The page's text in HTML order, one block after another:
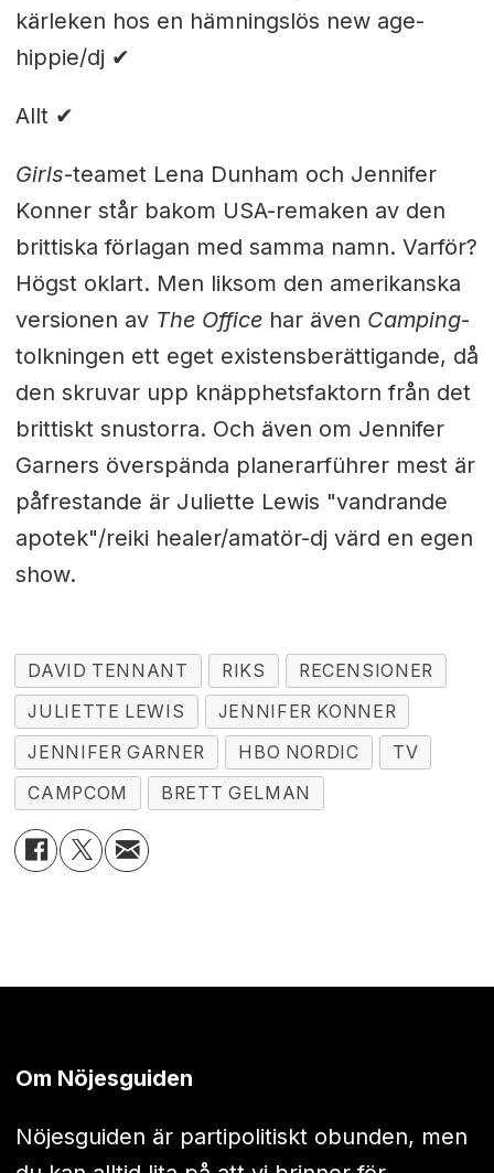
kärleken hos en hämningslös new age-
hippie/dj ✔
Allt ✔
Girls-teamet Lena Dunham och Jennifer
Konner står bakom USA-remaken av den
brittiska förlagan med samma namn. Varför?
Högst oklart. Men liksom den amerikanska
versionen av The Office har även Camping-
tolkningen ett eget existensberättigande, då
den skruvar upp knäpphetsfaktorn från det
brittiskt snustorra. Och även om Jennifer
Garners överspända planerarführer mest är
påfrestande är Juliette Lewis "vandrande
apotek"/reiki healer/amatör-dj värd en egen
show.
DAVID TENNANT RIKS
RECENSIONER
JULIETTE LEWIS
JENNIFER KONNER
JENNIFER GARNER
HBO NORDIC
TV
CAMPCOM
BRETT GELMAN
Om Nöjesguiden
Nöjesguiden är partipolitiskt obunden, men